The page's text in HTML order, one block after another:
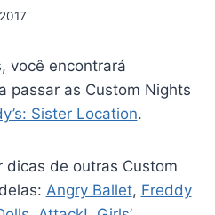
você encontrará
passar as Custom Nights
Sister Location.
dicas de outras Custom
Angry Ballet, Freddy